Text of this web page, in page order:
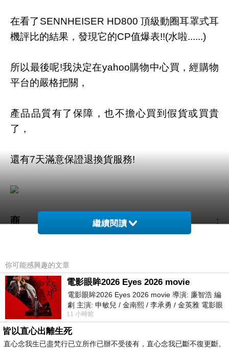
在看了SENNHEISER HD800 頂級動圈耳罩式耳
機評比的結果，發現它的CP值爆表!!(水啦......)
所以最後呢!我決定在yahoo購物中心買，經購物
平台的嚴格把關，
產品品質有了保障，也不擔心買到假貨或買貴
了，
還有7天滿意保證退換貨服務!
商品網址 :
https://tw.partner.buy.yahoo.com:443/gd/buy?
1K3UwUS81Q00ra1YwT2t6MklYVDRlbVVZPQ
==&url=https://tw.buy.yahoo.com/gdsale/gdsale
.asp?gdid=4300373
商品訊息功能:
繼續閱讀
你可能感興趣的文章
電影眼眸2026 Eyes 2026 movie
電影眼眸2026 Eyes 2026 movie 導演: 廉智浩 編
劇 主演: 申敏兒 / 金南熙 / 李承勇 / 金英雅 電影眼
眸2026描述攝影師徐珍因遺
11 小時前
皆以直心出離生死
直心念我生已盡梵行已立所作已辦不受後有，直心念我已斷不復更斷。